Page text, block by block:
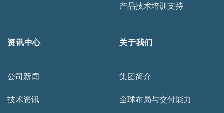
产品技术培训支持
资讯中心
公司新闻
技术资讯
关于我们
集团简介
全球布局与交付能力